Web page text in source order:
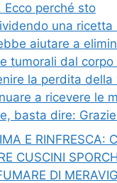
Ecco perché sto
una ricetta
aiutare a
tumorali dal corpo
la perdita della
a ricevere le
basta dire:
E RINFRESCA:
CUSCINI
DI